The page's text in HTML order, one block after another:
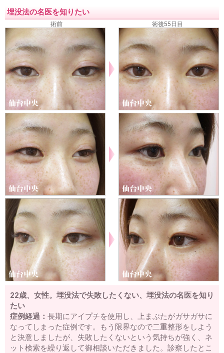
埋没法の名医を知りたい
術前 術後55日目
22歳、女性。埋没法で失敗したくない、埋没法の名医を知り
たい
症例経過： 長期にアイプチを使用し、上まぶたがガサガサに
なってしまった症例です。もう限界なので二重整形をしよう
と決意しましたが、失敗したくないという気持ちが強く、ネ
ット検索を繰り返して御相談いただきました。診察したとこ